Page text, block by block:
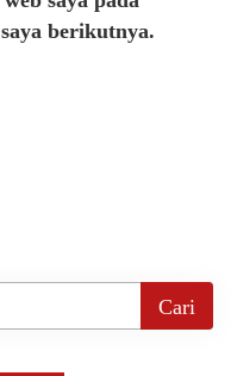
berikutnya.